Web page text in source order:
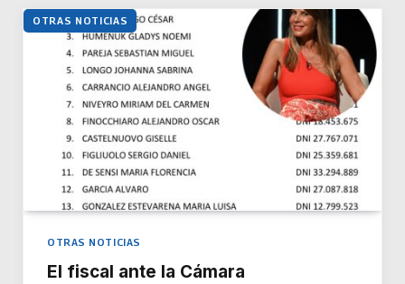
OTRAS NOTICIAS
OTRAS NOTICIAS
El fiscal ante la Cámara